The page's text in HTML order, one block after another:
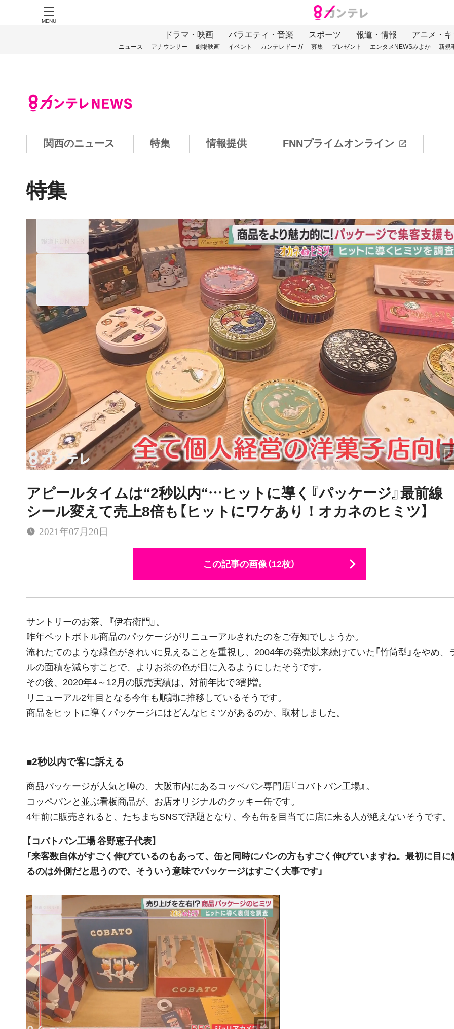
MENU
ドラマ・映画 バラエティ・音楽 スポーツ 報道・情報 アニメ・
ニュース アナウンサー 劇場映画 イベント カンテレドーガ 募集 プレゼント エンタメNEWSみよか 新規
関西のニュース 特集 情報提供 FNNプライムオンライン
特集
アピールタイムは“2秒以内“…ヒットに導く『パッケージ』最前
シール変えて売上8倍も【ヒットにワケあり！オカネのヒミツ】
2021年07月20日
この記事の画像（12枚）
サントリーのお茶、『伊右衛門』。
昨年ペットボトル商品のパッケージがリニューアルされたのをご存知でしょうか。
淹れたてのような緑色がきれいに見えることを重視し、2004年の発売以来続けていた「竹筒型」をやめ、
ルの面積を減らすことで、よりお茶の色が目に入るようにしたそうです。
その後、2020年4～12月の販売実績は、対前年比で3割増。
リニューアル2年目となる今年も順調に推移しているそうです。
商品をヒットに導くパッケージにはどんなヒミツがあるのか、取材しました。
■2秒以内で客に訴える
商品パッケージが人気と噂の、大阪市内にあるコッペパン専門店『コバトパン工場』。
コッペパンと並ぶ看板商品が、お店オリジナルのクッキー缶です。
4年前に販売されると、たちまちSNSで話題となり、今も缶を目当てに店に来る人が絶えないそうです。
【コバトパン工場 谷野恵子代表】
「来客数自体がすごく伸びているのもあって、缶と同時にパンの方もすごく伸びていますね。最初に目に
るのは外側だと思うので、そういう意味でパッケージはすごく大事です」